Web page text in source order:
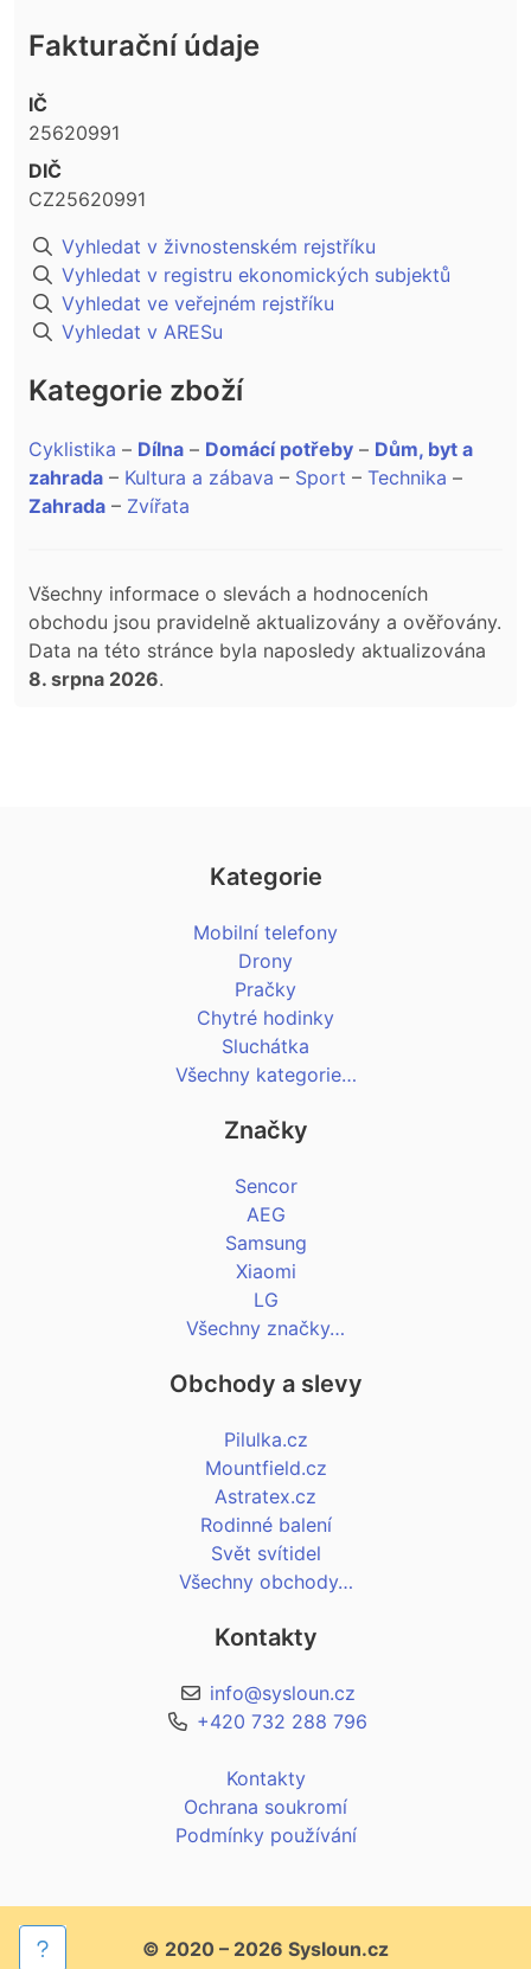
Fakturační údaje
IČ
25620991
DIČ
CZ25620991
Vyhledat v živnostenském rejstříku
Vyhledat v registru ekonomických subjektů
Vyhledat ve veřejném rejstříku
Vyhledat v ARESu
Kategorie zboží
Cyklistika – Dílna – Domácí potřeby – Dům, byt a
zahrada – Kultura a zábava – Sport – Technika –
Zahrada – Zvířata
Všechny informace o slevách a hodnoceních
obchodu jsou pravidelně aktualizovány a ověřovány.
Data na této stránce byla naposledy aktualizována
8. srpna 2026.
Kategorie
Mobilní telefony
Drony
Pračky
Chytré hodinky
Sluchátka
Všechny kategorie…
Značky
Sencor
AEG
Samsung
Xiaomi
LG
Všechny značky…
Obchody a slevy
Pilulka.cz
Mountfield.cz
Astratex.cz
Rodinné balení
Svět svítidel
Všechny obchody…
Kontakty
info@sysloun.cz
+420 732 288 796
Kontakty
Ochrana soukromí
Podmínky používání
© 2020 – 2026 Sysloun.cz